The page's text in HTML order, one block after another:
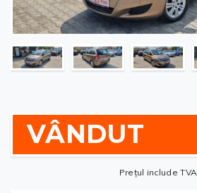
VÂNDUT
Prețul include TVA